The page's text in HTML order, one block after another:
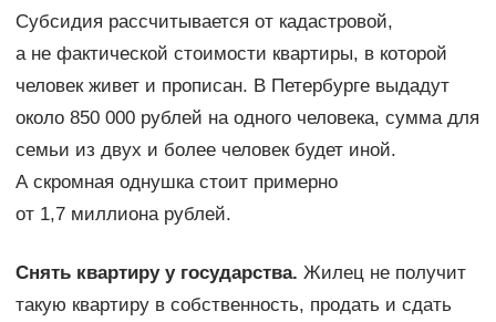
Субсидия рассчитывается от кадастровой,
а не фактической стоимости квартиры, в которой
человек живет и прописан. В Петербурге выдадут
около 850 000 рублей на одного человека, сумма для
семьи из двух и более человек будет иной.
А скромная однушка стоит примерно
от 1,7 миллиона рублей.
Снять квартиру у государства. Жилец не получит
такую квартиру в собственность, продать и сдать